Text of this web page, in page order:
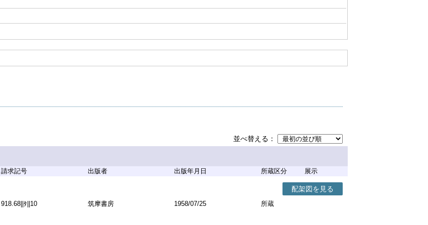
並べ替える
請求記号 出版者 出版年月日 所蔵区分 展示
配架図を見る
918.68||ﾀ||10 筑摩書房 1958/07/25 所蔵